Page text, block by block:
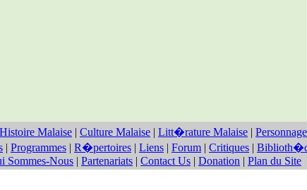
Histoire Malaise | Culture Malaise | Litt�rature Malaise |
| Programmes | R�pertoires | Liens | Forum | Critiques |
Sommes-Nous | Partenariats | Contact Us | Donation | Plan du Site